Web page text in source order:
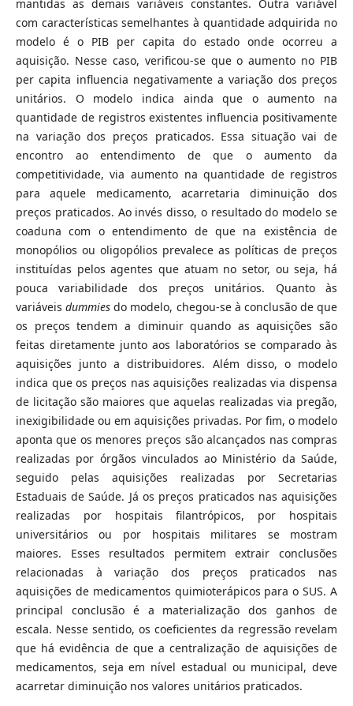
mantidas as demais variáveis constantes. Outra variável
com características semelhantes à quantidade adquirida no
modelo é o PIB per capita do estado onde ocorreu a
aquisição. Nesse caso, verificou-se que o aumento no PIB
per capita influencia negativamente a variação dos preços
unitários. O modelo indica ainda que o aumento na
quantidade de registros existentes influencia positivamente
na variação dos preços praticados. Essa situação vai de
encontro ao entendimento de que o aumento da
competitividade, via aumento na quantidade de registros
para aquele medicamento, acarretaria diminuição dos
preços praticados. Ao invés disso, o resultado do modelo se
coaduna com o entendimento de que na existência de
monopólios ou oligopólios prevalece as políticas de preços
instituídas pelos agentes que atuam no setor, ou seja, há
pouca variabilidade dos preços unitários. Quanto às
variáveisdummies do modelo, chegou-se à conclusão de que
os preços tendem a diminuir quando as aquisições são
feitas diretamente junto aos laboratórios se comparado às
aquisições junto a distribuidores. Além disso, o modelo
indica que os preços nas aquisições realizadas via dispensa
de licitação são maiores que aquelas realizadas via pregão,
inexigibilidade ou em aquisições privadas. Por fim, o modelo
aponta que os menores preços são alcançados nas compras
realizadas por órgãos vinculados ao Ministério da Saúde,
seguido pelas aquisições realizadas por Secretarias
Estaduais de Saúde. Já os preços praticados nas aquisições
realizadas por hospitais filantrópicos, por hospitais
universitários ou por hospitais militares se mostram
maiores. Esses resultados permitem extrair conclusões
relacionadas à variação dos preços praticados nas
aquisições de medicamentos quimioterápicos para o SUS. A
principal conclusão é a materialização dos ganhos de
escala. Nesse sentido, os coeficientes da regressão revelam
que há evidência de que a centralização de aquisições de
medicamentos, seja em nível estadual ou municipal, deve
acarretar diminuição nos valores unitários praticados.